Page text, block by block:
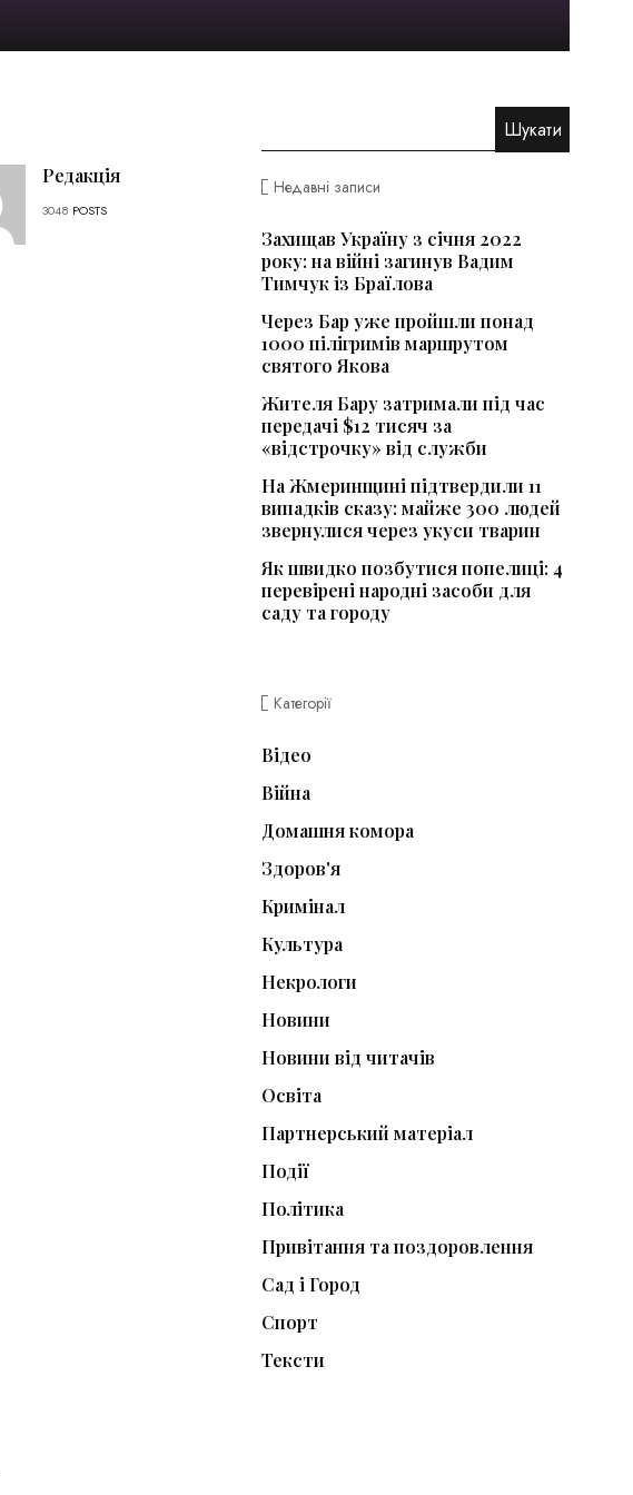
Редакція
3048 POSTS
Недавні записи
Захищав Україну з січня 2022
року: на війні загинув Вадим
Тимчук із Браїлова
Через Бар уже пройшли понад
1000 пілігримів маршрутом
святого Якова
Жителя Бару затримали під час
передачі $12 тисяч за
«відстрочку» від служби
На Жмеринщині підтвердили 11
випадків сказу: майже 300 людей
звернулися через укуси тварин
Як швидко позбутися попелиці: 4
перевірені народні засоби для
саду та городу
Категорії
Відео
Війна
Домашня комора
Здоров'я
Кримінал
Культура
Некрологи
Новини
Новини від читачів
Освіта
Партнерський матеріал
Події
Політика
Привітання та поздоровлення
Сад і Город
Спорт
Тексти